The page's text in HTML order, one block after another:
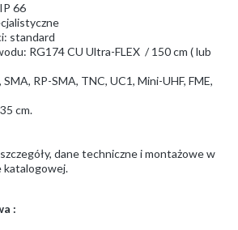
66
standard
RG174 CU Ultra-FLEX / 150 cm ( lub
SMA, RP-SMA, TNC, UC1, Mini-UHF, FME,
cm.
dane techniczne i montażowe w
katalogowej.
: